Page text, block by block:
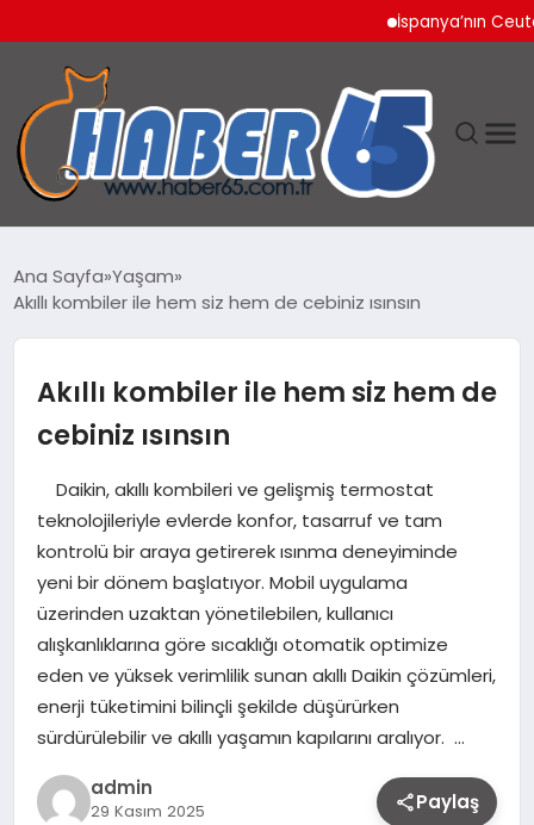
İspanya’nın Ceuta
TEKNOLOJI
Ana Sayfa Yaşam
Akıllı kombiler ile hem siz hem de cebiniz ısınsın
Akıllı kombiler ile hem siz hem de
cebiniz ısınsın
Daikin, akıllı kombileri ve gelişmiş termostat
teknolojileriyle evlerde konfor, tasarruf ve tam
kontrolü bir araya getirerek ısınma deneyiminde
yeni bir dönem başlatıyor. Mobil uygulama
üzerinden uzaktan yönetilebilen, kullanıcı
alışkanlıklarına göre sıcaklığı otomatik optimize
eden ve yüksek verimlilik sunan akıllı Daikin çözümleri,
enerji tüketimini bilinçli şekilde düşürürken
sürdürülebilir ve akıllı yaşamın kapılarını aralıyor. …
admin
29 Kasım 2025 Paylaş